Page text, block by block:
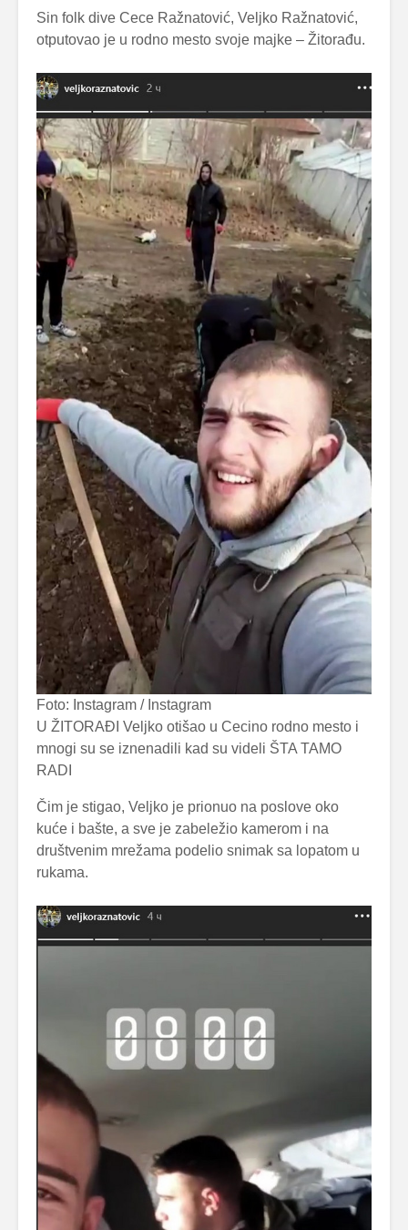
Sin folk dive Cece Ražnatović, Veljko Ražnatović,
otputovao je u rodno mesto svoje majke – Žitorađu.
Foto: Instagram / Instagram
U ŽITORAĐI Veljko otišao u Cecino rodno mesto i
mnogi su se iznenadili kad su videli ŠTA TAMO
RADI
Čim je stigao, Veljko je prionuo na poslove oko
kuće i bašte, a sve je zabeležio kamerom i na
društvenim mrežama podelio snimak sa lopatom u
rukama.